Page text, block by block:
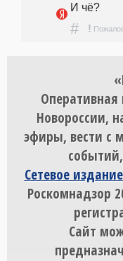
И чё?
# !
Новороссии,
эфиры, вести с
Сетевое
Роскомнадзор
Сайт